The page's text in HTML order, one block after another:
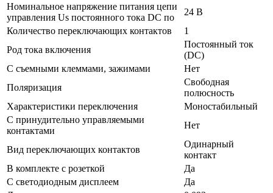
Номинальное напряжение питания цепи
управления Us постоянного тока DC по
24 В
Количество переключающих контактов
1
Род тока включения
Постоянный ток
(DC)
С съемными клеммами, зажимами
Нет
Поляризация
Свободная
полюсность
Характеристики переключения
Моностабильный
С принудительно управляемыми
контактами
Нет
Вид переключающих контактов
Одинарный
контакт
В комплекте с розеткой
Да
С светодиодным дисплеем
Да